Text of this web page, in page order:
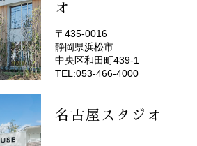
オ
(EMOTOP浜松)
〒435-0016
静岡県浜松市
中央区和田町439-1
TEL:053-466-4000
名古屋スタジオ